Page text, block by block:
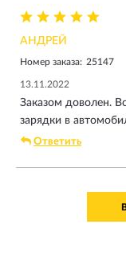
АНДРЕЙ
Номер заказа: 25147
13.11.2022
Заказом доволен.
зарядки в
Ответить